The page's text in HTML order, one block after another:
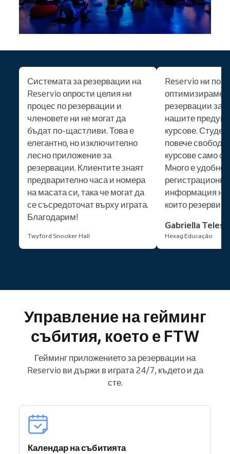
Системата за резервации на
Reservio опрости целия ни
процес по резервации и
членовете ни не могат да
бъдат по-щастливи. Това е
елегантно, но изключително
лесно приложение за
резервации. Клиентите знаят
предварително часа и номера
на масата си, така че могат да
се съсредоточат върху играта.
Благодарим!
Twyford Snooker Hall
Reservio ни
оптимизираме
резервации за
нашите
курсове.
повече свобода
курсове само с
Много е удобно,
информация на
които
Gabriella Teles
Hexag Educação
Управление на гейминг
събития, което е FTW
Гейминг приложението за резервации на
Reservio ви държи в играта 24/7, където и да
сте.
Календар на събитията